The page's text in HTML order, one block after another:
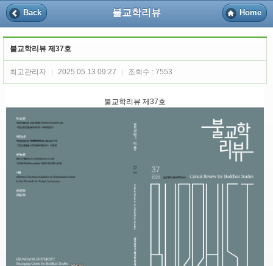
Back 불교학리뷰 Home
불교학리뷰 제37호
최고관리자 2025.05.13 09:27 조회수 : 7553
불교학리뷰 제37호